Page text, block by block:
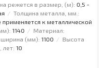
режется в размер, (м): 0,5 -
Толщина металла, мм.:
применяется к металлической
1140
Материал:
ширина (мм): 1100
Высота
лет: 10